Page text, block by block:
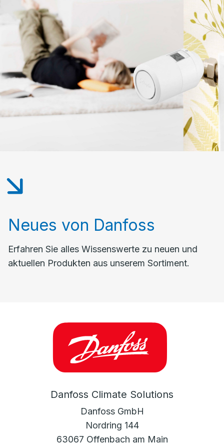
Neues von Danfoss
Erfahren Sie alles Wissenswerte zu neuen und
aktuellen Produkten aus unserem Sortiment.
Danfoss Climate Solutions
Danfoss GmbH
Nordring 144
63067 Offenbach am Main